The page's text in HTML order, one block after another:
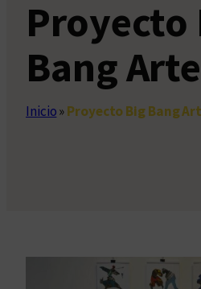
Proyecto
Bang Arte
Inicio»Proyecto Big Bang